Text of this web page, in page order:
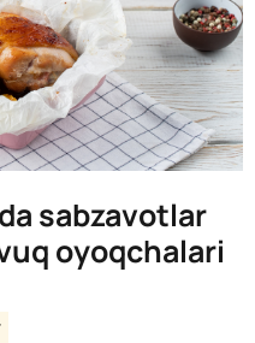
sabzavotlar
oyoqchalari